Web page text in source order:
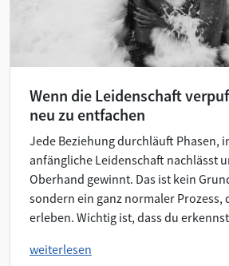
Wenn die Leidenschaft
neu zu entfachen
Jede Beziehung durchläuft Phasen,
anfängliche Leidenschaft nachlässt
Oberhand gewinnt. Das ist kein
sondern ein ganz normaler Prozess,
erleben. Wichtig ist, dass du
weiterlesen